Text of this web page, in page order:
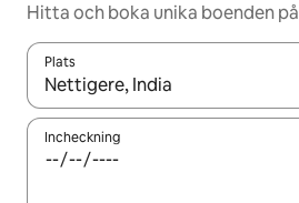
Hitta och boka unika boenden
Plats
När resultaten är tillgängliga kan
Incheckning